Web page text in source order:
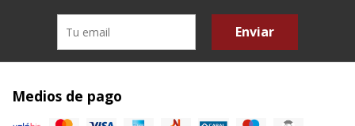
Enviar
Medios de pago